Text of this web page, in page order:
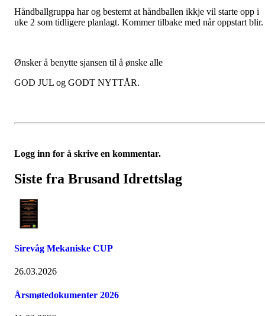
Håndballgruppa har og bestemt at håndballen ikkje vil starte opp i
uke 2 som tidligere planlagt. Kommer tilbake med når oppstart blir.
Ønsker å benytte sjansen til å ønske alle
GOD JUL og GODT NYTTÅR.
Logg inn for å skrive en kommentar.
Siste fra Brusand Idrettslag
Sirevåg Mekaniske CUP
26.03.2026
Årsmøtedokumenter 2026